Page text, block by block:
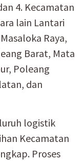
4. Kecamatan
lain Lantari
Raya,
Barat, Mata
Poleang
dan
logistik
Kecamatan
Proses